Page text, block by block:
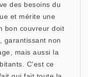
des besoins du
et mérite une
bon couvreur doit
garantissant non
mais aussi la
C'est ce